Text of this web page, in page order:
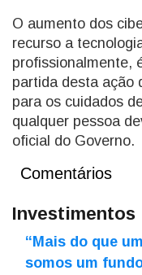
O aumento dos
recurso a
profissionalmente,
partida desta ação
para os cuidados
qualquer pessoa
oficial do Governo.
Comentários
Investimentos
“Mais do que
somos um